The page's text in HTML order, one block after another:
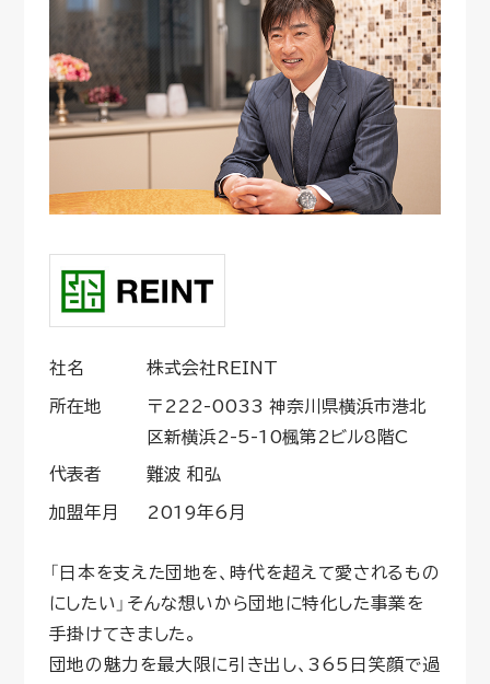
社名 株式会社REINT
所在地
〒222-0033 神奈川県横浜市港北
区新横浜2-5-10楓第2ビル8階C
代表者 難波 和弘
加盟年月 2019年6月
「日本を支えた団地を、時代を超えて愛されるもの
にしたい」そんな想いから団地に特化した事業を
手掛けてきました。
団地の魅力を最大限に引き出し、365日笑顔で過